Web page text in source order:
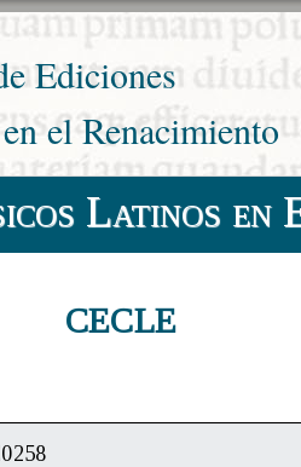
Ediciones
el Renacimiento
Latinos en
CECLE